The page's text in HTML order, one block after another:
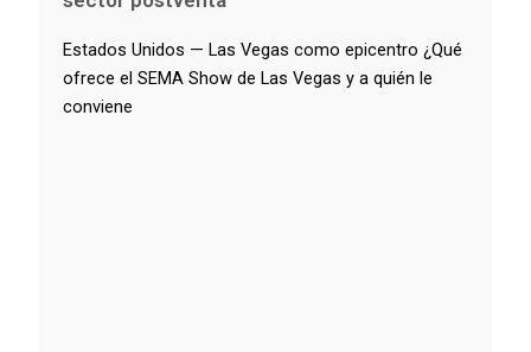
Estados Unidos — Las Vegas como epicentro ¿Qué
ofrece el SEMA Show de Las Vegas y a quién le
conviene